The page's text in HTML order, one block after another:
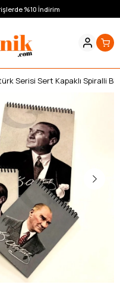
%10 İndirim
Serisi Sert Kapaklı Spiralli